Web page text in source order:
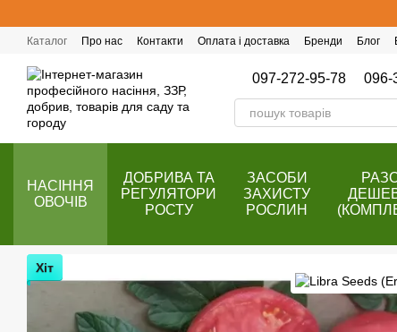
Каталог Про нас Контакти Оплата і доставка Бренди Блог
097-272-95-78 096-
НАСІННЯ
ОВОЧІВ
ДОБРИВА ТА
РЕГУЛЯТОРИ
РОСТУ
ЗАСОБИ
ЗАХИСТУ
РОСЛИН
Хіт